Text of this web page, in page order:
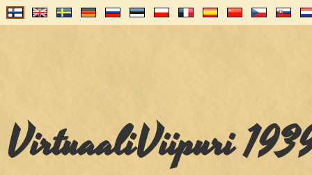
VirtuaaliViipuri